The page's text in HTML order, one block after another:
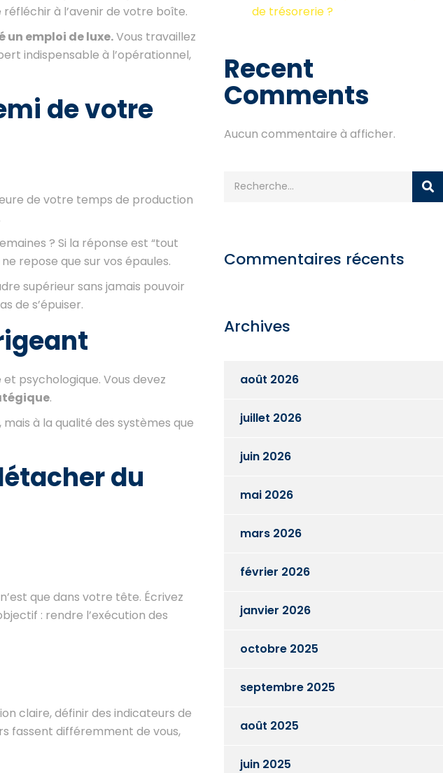
à l’avenir de votre boîte.
un emploi de luxe.Vous travaillez
indispensable à l’opérationnel,
de votre
de votre temps de production
? Si la réponse est “tout
repose que sur vos épaules.
supérieur sans jamais pouvoir
de s’épuiser.
psychologique. Vous devez
.
à la qualité des systèmes que
du
que dans votre tête. Écrivez
: rendre l’exécution des
claire, définir des indicateurs de
fassent différemment de vous,
de trésorerie ?
Recent
Comments
Aucun commentaire à afficher.
Commentaires récents
Archives
août 2026
juillet 2026
juin 2026
mai 2026
mars 2026
février 2026
janvier 2026
octobre 2025
septembre 2025
août 2025
juin 2025